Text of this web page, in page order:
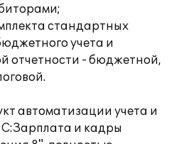
стандартных
учета и
отчетности - бюджетной,
автоматизации учета и
и кадры